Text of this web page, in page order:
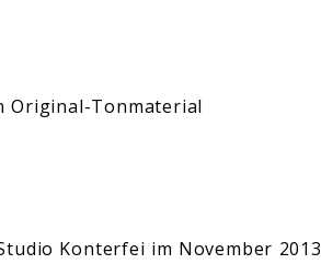
Original-Tonmaterial
Konterfei im November 2013